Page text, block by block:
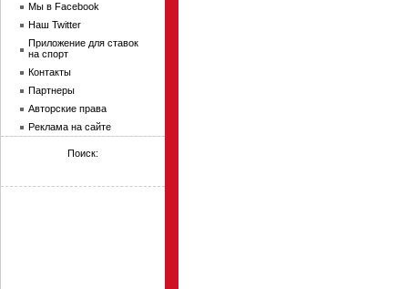
Мы в Facebook
Наш Twitter
Приложение для ставок
на спорт
Контакты
Партнеры
Авторские права
Реклама на сайте
Поиск: